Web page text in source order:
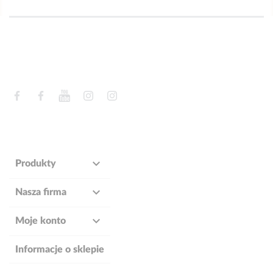
FacebookFacebookYouTubeInstagram
Produkty 
Nasza firma 
Moje konto 
Informacje o sklepie